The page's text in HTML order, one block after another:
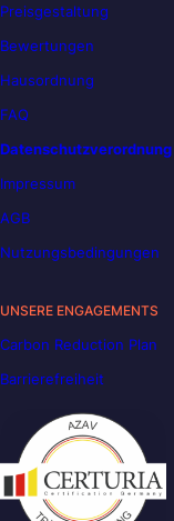
Preisgestaltung
Bewertungen
Hausordnung
FAQ
Datenschutzverordnung
Impressum
AGB
Nutzungsbedingungen
UNSERE ENGAGEMENTS
Carbon Reduction Plan
Barrierefreiheit